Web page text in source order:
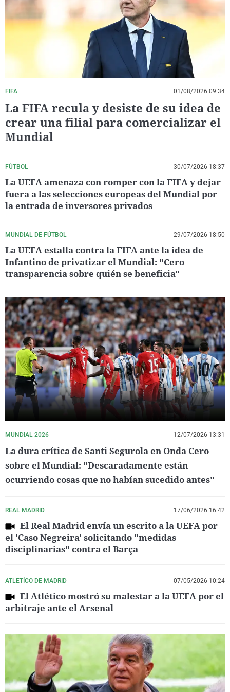
La rosa de los vientos
Gente viajera
Como el perro y el
Caso
Retornados
Equipo de
Operación Viuda
Extremadura
Galicia
La Rioja
Navarra
País Vasco
Virales
Televisión
Elecciones
FIFA 01/08/2026 09:34
La FIFA recula y desiste de su idea de
crear una filial para comercializar el
Mundial
FÚTBOL 30/07/2026 18:37
La UEFA amenaza con romper con la FIFA y dejar
fuera a las selecciones europeas del Mundial por
la entrada de inversores privados
MUNDIAL DE FÚTBOL 29/07/2026 18:50
La UEFA estalla contra la FIFA ante la idea de
Infantino de privatizar el Mundial: "Cero
transparencia sobre quién se beneficia"
MUNDIAL 2026 12/07/2026 13:31
La dura crítica de Santi Segurola en Onda Cero
sobre el Mundial: "Descaradamente están
ocurriendo cosas que no habían sucedido antes"
REAL MADRID 17/06/2026 16:42
El Real Madrid envía un escrito a la UEFA por
el 'Caso Negreira' solicitando "medidas
disciplinarias" contra el Barça
ATLETÍCO DE MADRID 07/05/2026 10:24
El Atlético mostró su malestar a la UEFA por el
arbitraje ante el Arsenal